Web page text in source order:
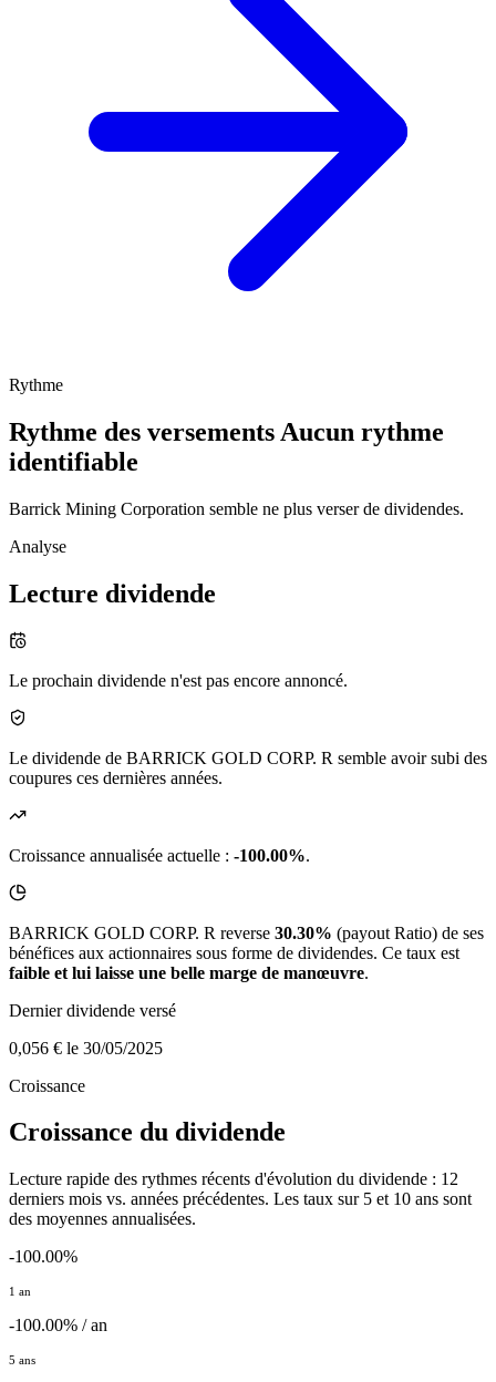
Rythme
Rythme des versements Aucun rythme
identifiable
Barrick Mining Corporation semble ne plus verser de dividendes.
Analyse
Lecture dividende
Le prochain dividende n'est pas encore annoncé.
Le dividende de BARRICK GOLD CORP. R semble avoir subi des
coupures ces dernières années.
Croissance annualisée actuelle : -100.00%.
BARRICK GOLD CORP. R reverse 30.30% (payout Ratio) de ses
bénéfices aux actionnaires sous forme de dividendes. Ce taux est
faible et lui laisse une belle marge de manœuvre.
Dernier dividende versé
0,056 € le 30/05/2025
Croissance
Croissance du dividende
Lecture rapide des rythmes récents d'évolution du dividende : 12
derniers mois vs. années précédentes. Les taux sur 5 et 10 ans sont
des moyennes annualisées.
-100.00%
1 an
-100.00% / an
5 ans